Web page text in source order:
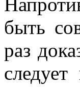
быть
раз